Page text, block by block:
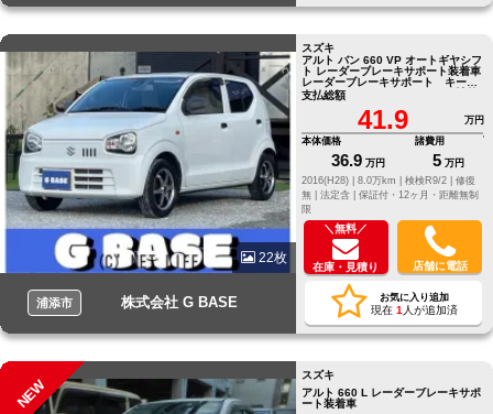
22枚
浦添市 株式会社 G BASE
スズキ
アルト バン 660 VP オートギヤシフ
ト レーダーブレーキサポート装着車
レーダーブレーキサポート キーレ
スキー パワステ エアコン 社外
ＡＷ レンタアップ
支払総額
41.9
万円
本体価格
36.9 万円
諸費用
5 万円
2016(H28) |
8.0万km | 検検R9/2 | 修復
無 | 法定含 | 保証付・12ヶ月・距離無制
限
＼無料／
在庫・見積り 店舗に電話
お気に入り追加
現在 1 人が追加済
NEW
スズキ
アルト 660 L レーダーブレーキサポ
ート装着車